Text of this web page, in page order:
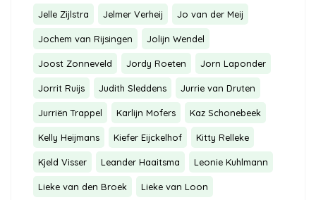
Jelle Zijlstra Jelmer Verheij Jo van der Meij
Jochem van Rijsingen Jolijn Wendel
Joost Zonneveld Jordy Roeten Jorn Laponder
Jorrit Ruijs Judith Sleddens Jurrie van Druten
Jurriën Trappel Karlijn Mofers Kaz Schonebeek
Kelly Heijmans Kiefer Eijckelhof Kitty Relleke
Kjeld Visser Leander Haaitsma Leonie Kuhlmann
Lieke van den Broek Lieke van Loon